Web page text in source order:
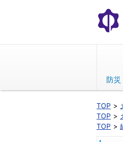
文
へ
動
防
TOP
TOP
TOP